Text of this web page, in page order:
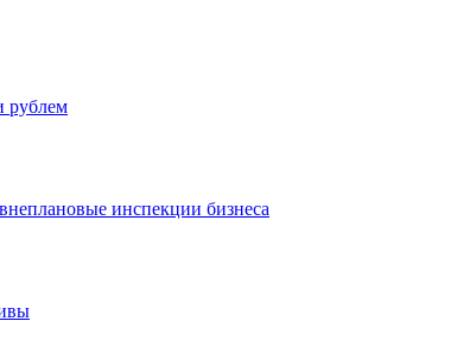
рублем
инспекции бизнеса